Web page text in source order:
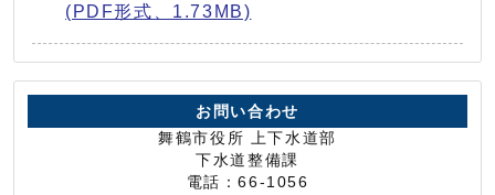
(PDF形式、1.73MB)
お問い合わせ
舞鶴市役所 上下水道部
下水道整備課
電話：66-1056